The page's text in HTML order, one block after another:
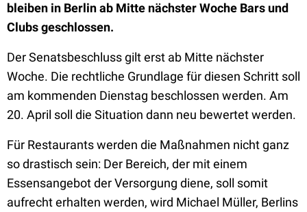
bleiben in Berlin ab Mitte nächster Woche Bars und
Clubs geschlossen.
Der Senatsbeschluss gilt erst ab Mitte nächster
Woche. Die rechtliche Grundlage für diesen Schritt soll
am kommenden Dienstag beschlossen werden. Am
20. April soll die Situation dann neu bewertet werden.
Für Restaurants werden die Maßnahmen nicht ganz
so drastisch sein: Der Bereich, der mit einem
Essensangebot der Versorgung diene, soll somit
aufrecht erhalten werden, wird Michael Müller, Berlins